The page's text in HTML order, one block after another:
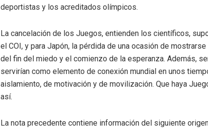
deportistas y los acreditados olímpicos.
La cancelación de los Juegos, entienden los científicos,
el COI, y para Japón, la pérdida de una ocasión de
del fin del miedo y el comienzo de la esperanza. Además,
servirían como elemento de conexión mundial en unos
aislamiento, de motivación y de movilización. Que haya
así.
La nota precedente contiene información del siguiente